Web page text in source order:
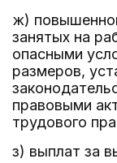
ж)
занятых на
опасными
размеров,
правовыми
трудового
з) выплат за